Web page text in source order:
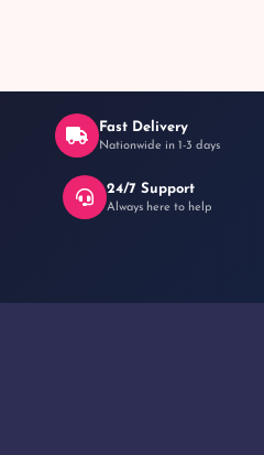
Fast Delivery
Nationwide in 1-3 days
24/7 Support
Always here to help